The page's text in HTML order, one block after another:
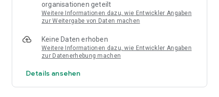
organisationen geteilt
Weitere Informationen dazu, wie Entwickler Angaben
zur Weitergabe von Daten machen
Keine Daten erhoben
Weitere Informationen dazu, wie Entwickler Angaben
zur Datenerhebung machen
Details ansehen